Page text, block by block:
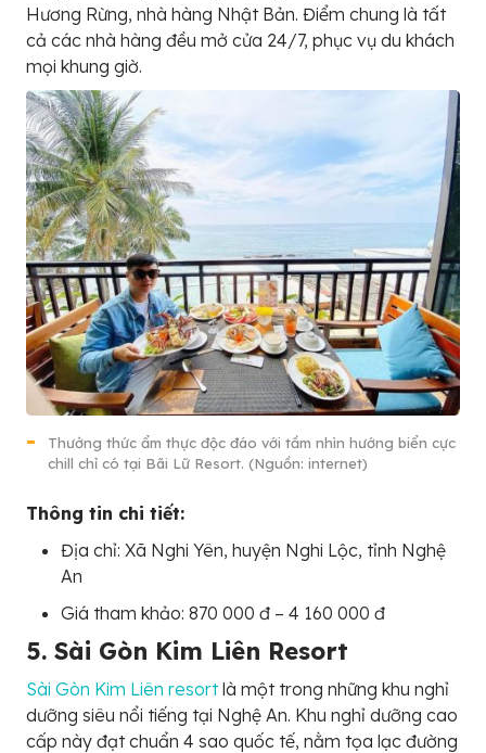
Hương Rừng, nhà hàng Nhật Bản. Điểm chung là tất
cả các nhà hàng đều mở cửa 24/7, phục vụ du khách
mọi khung giờ.
Thưởng thức ẩm thực độc đáo với tầm nhìn hướng biển cực
chill chỉ có tại Bãi Lữ Resort. (Nguồn: internet)
Thông tin chi tiết:
Địa chỉ: Xã Nghi Yên, huyện Nghi Lộc, tỉnh Nghệ
An
Giá tham khảo: 870 000 đ – 4 160 000 đ
5. Sài Gòn Kim Liên Resort
Sài Gòn Kim Liên resortlà một trong những khu nghỉ
dưỡng siêu nổi tiếng tại Nghệ An. Khu nghỉ dưỡng cao
cấp này đạt chuẩn 4 sao quốc tế, nằm tọa lạc đường